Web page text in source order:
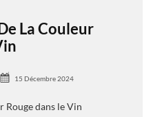
La Couleur
15 Décembre 2024
Rouge dans le Vin